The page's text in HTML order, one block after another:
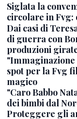
Siglata la
circolare in Fvg:
Dai casi di
di guerra con
produzioni
"Immaginazione
spot per la Fvg
magico
"Caro Babbo
dei bimbi dal
Proteggere gli